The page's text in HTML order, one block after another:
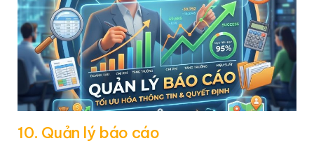
10. Quản lý báo cáo